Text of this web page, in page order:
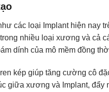
các loại Implant hiện nay
nhiều loại xương và cả
dính của mô mềm đồng
kép giúp tăng cường cô
giữa xương và Implant,